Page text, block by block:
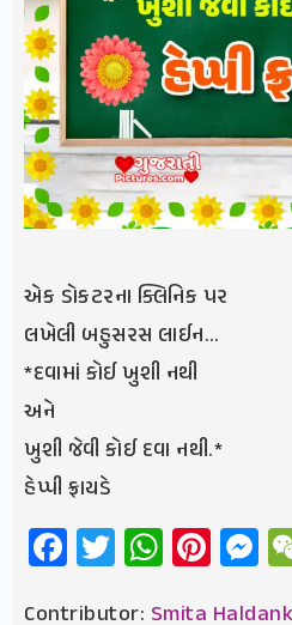
એક ડોકટરના ક્લિનિક પર
લખેલી બહુસરસ લાઈન…
*દવામાં કોઈ ખુશી નથી
અને
ખુશી જેવી કોઈ દવા નથી.*
હેપ્પી ફ્રાયડે
Facebook
Twitter
Contributor: Smita